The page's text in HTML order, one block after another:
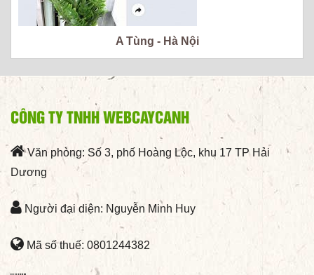
A Tùng - Hà Nội
CÔNG TY TNHH WEBCAYCANH
Văn phòng: Số 3, phố Hoàng Lộc, khu 17 TP Hải
Dương
Người đại diện: Nguyễn Minh Huy
Mã số thuế: 0801244382